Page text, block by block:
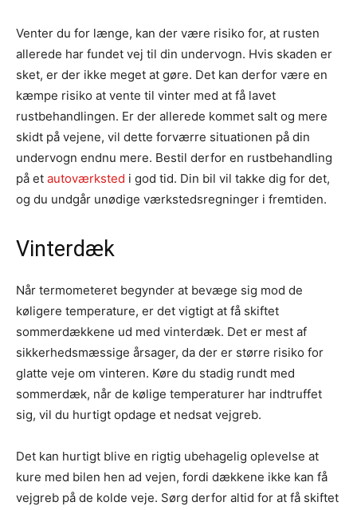
Venter du for længe, kan der være risiko for, at rusten
allerede har fundet vej til din undervogn. Hvis skaden er
sket, er der ikke meget at gøre. Det kan derfor være en
kæmpe risiko at vente til vinter med at få lavet
rustbehandlingen. Er der allerede kommet salt og mere
skidt på vejene, vil dette forværre situationen på din
undervogn endnu mere. Bestil derfor en rustbehandling
på et autoværksted i god tid. Din bil vil takke dig for det,
og du undgår unødige værkstedsregninger i fremtiden.
Vinterdæk
Når termometeret begynder at bevæge sig mod de
køligere temperature, er det vigtigt at få skiftet
sommerdækkene ud med vinterdæk. Det er mest af
sikkerhedsmæssige årsager, da der er større risiko for
glatte veje om vinteren. Køre du stadig rundt med
sommerdæk, når de kølige temperaturer har indtruffet
sig, vil du hurtigt opdage et nedsat vejgreb.
Det kan hurtigt blive en rigtig ubehagelig oplevelse at
kure med bilen hen ad vejen, fordi dækkene ikke kan få
vejgreb på de kolde veje. Sørg derfor altid for at få skiftet